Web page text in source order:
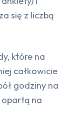
się z liczbą
które na
całkowicie
godziny na
na